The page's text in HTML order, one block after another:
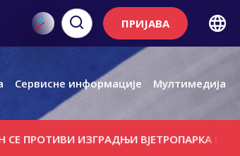
ПРИЈАВА
Сервисне информације Мултимедија
ИЗГРАДЊИ ВЈЕТРОПАРКА КОД